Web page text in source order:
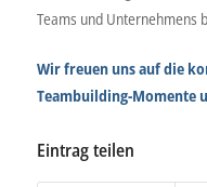
Teams und Unternehmens
Wir freuen uns auf die
Teambuilding-Momente
Eintrag teilen